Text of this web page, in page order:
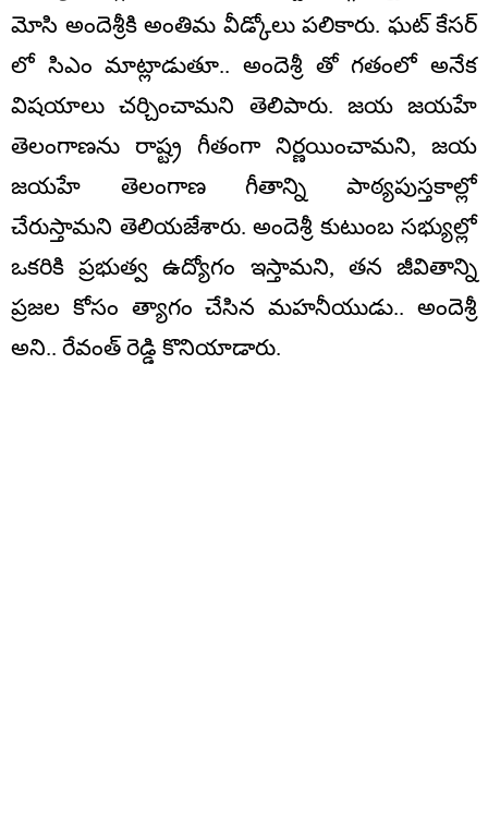
మోసి అందెశ్రీకి అంతిమ వీడ్కోలు పలికారు. ఘట్ కేసర్
లో సిఎం మాట్లాడుతూ.. అందెశ్రీ తో గతంలో అనేక
విషయాలు చర్చించామని తెలిపారు. జయ జయహే
తెలంగాణను రాష్ట్ర గీతంగా నిర్ణయించామని, జయ
జయహే తెలంగాణ గీతాన్ని పాఠ్యపుస్తకాల్లో
చేరుస్తామని తెలియజేశారు. అందెశ్రీ కుటుంబ సభ్యుల్లో
ఒకరికి ప్రభుత్వ ఉద్యోగం ఇస్తామని, తన జీవితాన్ని
ప్రజల కోసం త్యాగం చేసిన మహనీయుడు.. అందెశ్రీ
అని.. రేవంత్ రెడ్డి కొనియాడారు.